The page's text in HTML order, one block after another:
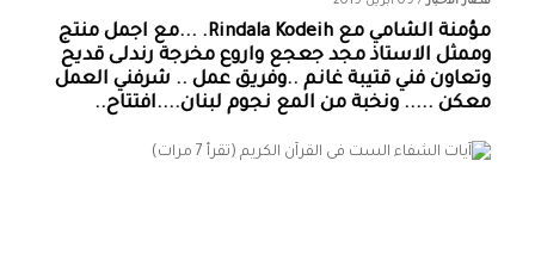
مؤمنة الشامي‏ مع ‏‎Rindala Kodeih‎‏. ...مع اجمل منتج
وممثل الاستاذ مجد جعجع واروع مخرجة رندلى قديح
وتعاون فني قتيبة غانم ..وفريق عمل .. شرفني العمل
معكن ..... ونخبة من المع نجوم لبنان....افتتاح..